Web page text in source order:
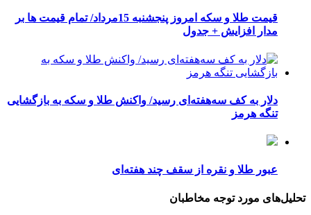
قیمت طلا و سکه امروز پنجشنبه 15مرداد/ تمام قیمت ها بر
مدار افزایش + جدول
دلار به کف سه‌هفته‌ای رسید/ واکنش طلا و سکه به بازگشایی
تنگه هرمز
عبور طلا و نقره از سقف چند هفته‌ای
تحلیل‌های مورد توجه مخاطبان